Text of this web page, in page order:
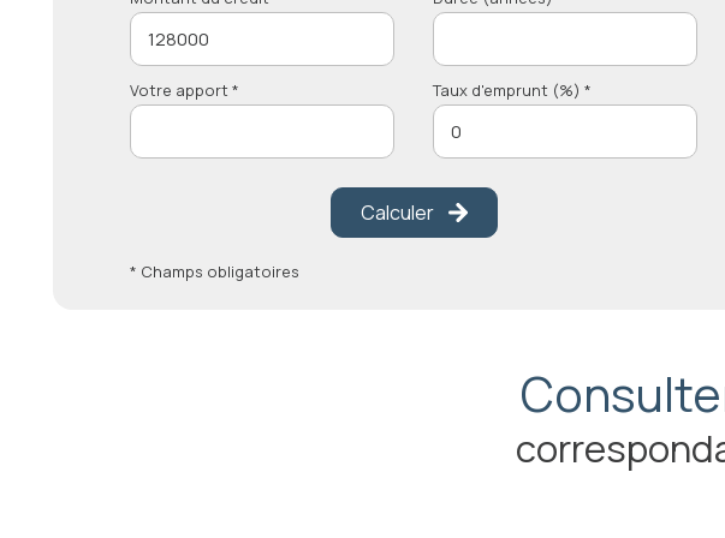
Votre apport * Taux d'emprunt (%) *
Calculer
* Champs obligatoires